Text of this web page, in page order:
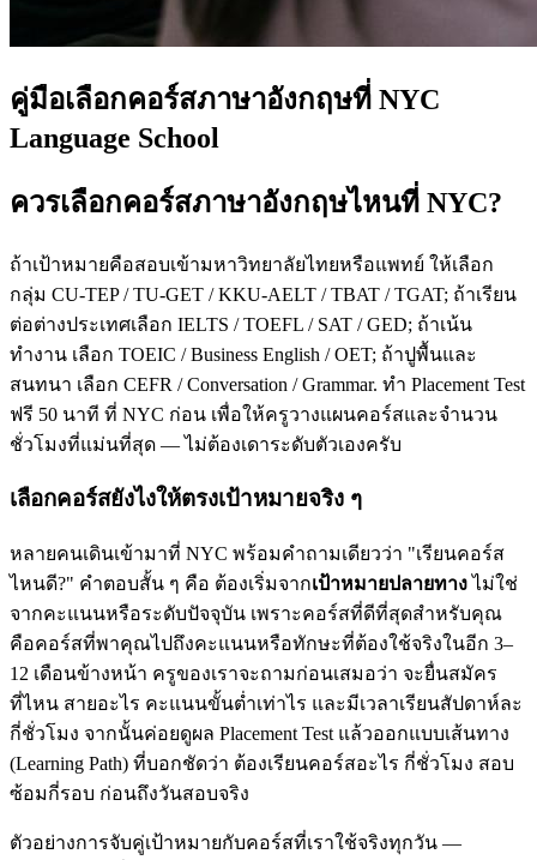
คู่มือเลือกคอร์สภาษาอังกฤษที่ NYC
Language School
ควรเลือกคอร์สภาษาอังกฤษไหนที่ NYC?
ถ้าเป้าหมายคือสอบเข้ามหาวิทยาลัยไทยหรือแพทย์ ให้เลือก
กลุ่ม CU-TEP / TU-GET / KKU-AELT / TBAT / TGAT; ถ้าเรียน
ต่อต่างประเทศเลือก IELTS / TOEFL / SAT / GED; ถ้าเน้น
ทำงาน เลือก TOEIC / Business English / OET; ถ้าปูพื้นและ
สนทนา เลือก CEFR / Conversation / Grammar. ทำ Placement Test
ฟรี 50 นาที ที่ NYC ก่อน เพื่อให้ครูวางแผนคอร์สและจำนวน
ชั่วโมงที่แม่นที่สุด — ไม่ต้องเดาระดับตัวเองครับ
เลือกคอร์สยังไงให้ตรงเป้าหมายจริง ๆ
หลายคนเดินเข้ามาที่ NYC พร้อมคำถามเดียวว่า "เรียนคอร์ส
ไหนดี?" คำตอบสั้น ๆ คือ ต้องเริ่มจากเป้าหมายปลายทางไม่ใช่
จากคะแนนหรือระดับปัจจุบัน เพราะคอร์สที่ดีที่สุดสำหรับคุณ
คือคอร์สที่พาคุณไปถึงคะแนนหรือทักษะที่ต้องใช้จริงในอีก 3–
12 เดือนข้างหน้า ครูของเราจะถามก่อนเสมอว่า จะยื่นสมัคร
ที่ไหน สายอะไร คะแนนขั้นต่ำเท่าไร และมีเวลาเรียนสัปดาห์ละ
กี่ชั่วโมง จากนั้นค่อยดูผล Placement Test แล้วออกแบบเส้นทาง
(Learning Path) ที่บอกชัดว่า ต้องเรียนคอร์สอะไร กี่ชั่วโมง สอบ
ซ้อมกี่รอบ ก่อนถึงวันสอบจริง
ตัวอย่างการจับคู่เป้าหมายกับคอร์สที่เราใช้จริงทุกวัน —